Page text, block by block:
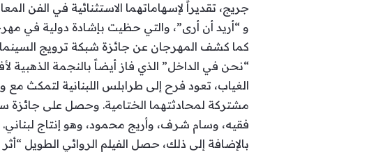
جريج، تقديراً لإسهاماتهما الاستثنائية في الفن
و “أريد أن أرى”، والتي حظيت بإشادة دولية في
الغياب، تعود فرح إلى طرابلس اللبنانية لتمكث مع
مشتركة لمحادثتهما الختامية. وحصل على جائزة
فقيه، وسام شرف، وأريج محمود، وهو إنتاج لبناني.
بالإضافة إلى ذلك، حصل الفيلم الروائي الطويل “أثر